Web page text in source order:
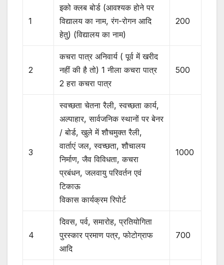
1
इको क्लब बोर्ड (आवश्यक होने पर
विद्यालय का नाम, रंग-रोगन आदि
हेतु) (विद्यालय का नाम)
200
2
कचरा पात्र अनिवार्य ( पूर्व में खरीद
नहीं की है तो) 1 नीला कचरा पात्र
2 हरा कचरा पात्र
500
3
स्वच्छता चेतना रैली, स्वच्छता कार्य,
अल्पाहार, सार्वजनिक स्थानों पर बेनर
/ बोर्ड, खुले में शौचमुक्त रैली,
वार्ताएं जल, स्वच्छता, शौचालय
निर्माण, जैव विविधता, कचरा
प्रबंधन, जलवायु परिवर्तन एवं
टिकाऊ
विकास कार्यक्रम रिपोर्ट
1000
4
दिवस, पर्व, समारोह, प्रतियोगिता
पुरस्कार प्रमाण पत्र, फोटोग्राफ
आदि
700